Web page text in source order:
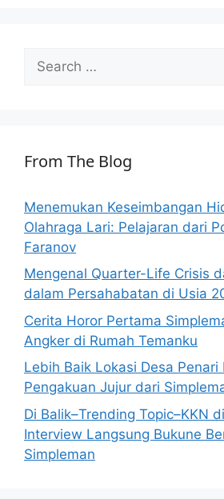
for:
From The Blog
Menemukan Keseimbangan
Olahraga Lari: Pelajaran dari
Faranov
Mengenal Quarter-Life Crisis
dalam Persahabatan di Usia
Cerita Horor Pertama
Angker di Rumah Temanku
Lebih Baik Lokasi Desa Penari
Pengakuan Jujur dari
Di Balik–Trending Topic–KKN
Interview Langsung Bukune
Simpleman